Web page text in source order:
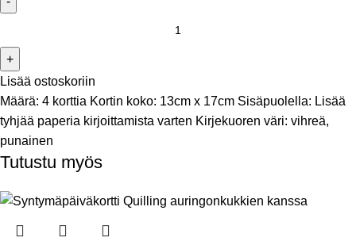
Lisää ostoskoriin
Määrä: 4 korttia Kortin koko: 13cm x 17cm Sisäpuolella: Lisää
tyhjää paperia kirjoittamista varten Kirjekuoren väri: vihreä,
punainen
Tutustu myös